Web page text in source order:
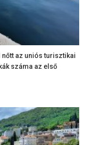
az uniós turisztikai
száma az első